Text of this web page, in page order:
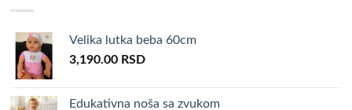
Velika lutka beba 60cm
3,190.00 RSD
Edukativna noša sa zvukom